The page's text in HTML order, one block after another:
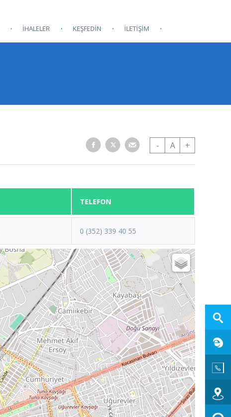
İHALELER KEŞFEDİN İLETİŞİM
- A +
TELEFON
0 (352) 339 40 55